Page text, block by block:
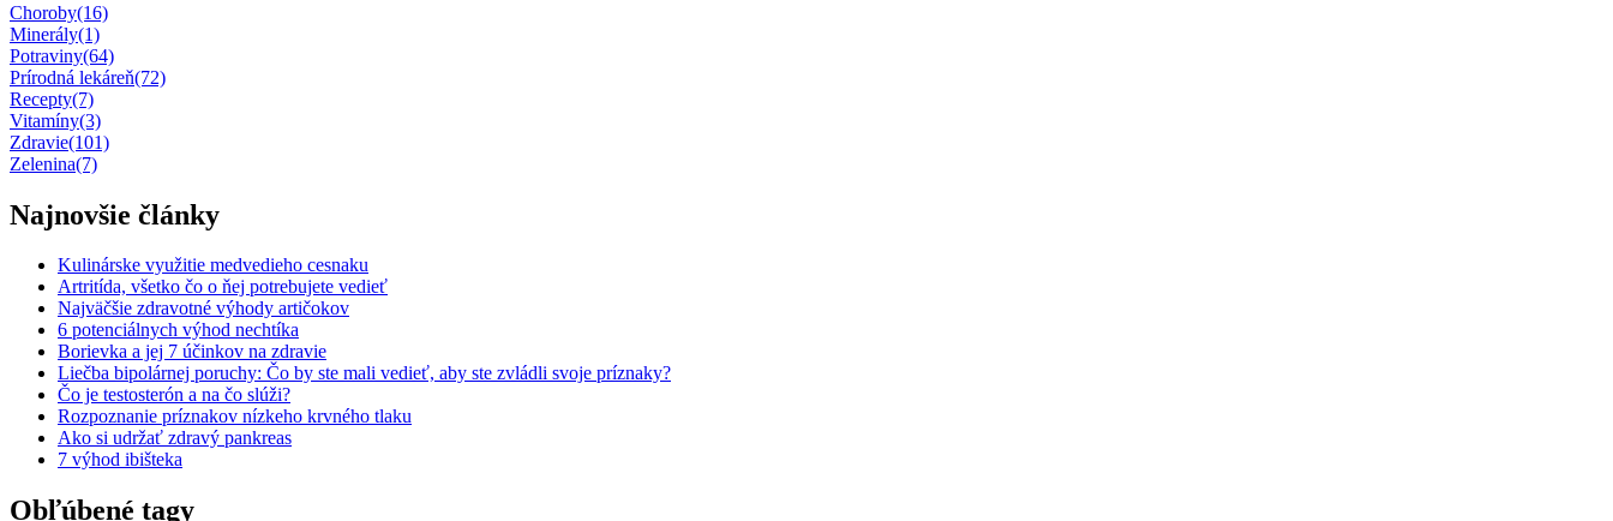
Choroby(16)
Minerály(1)
Potraviny(64)
Prírodná lekáreň(72)
Recepty(7)
Vitamíny(3)
Zdravie(101)
Zelenina(7)
Najnovšie články
Kulinárske využitie medvedieho cesnaku
Artritída, všetko čo o ňej potrebujete vedieť
Najväčšie zdravotné výhody artičokov
6 potenciálnych výhod nechtíka
Borievka a jej 7 účinkov na zdravie
Liečba bipolárnej poruchy: Čo by ste mali vedieť, aby ste zvládli svoje príznaky?
Čo je testosterón a na čo slúži?
Rozpoznanie príznakov nízkeho krvného tlaku
Ako si udržať zdravý pankreas
7 výhod ibišteka
Obľúbené tagy